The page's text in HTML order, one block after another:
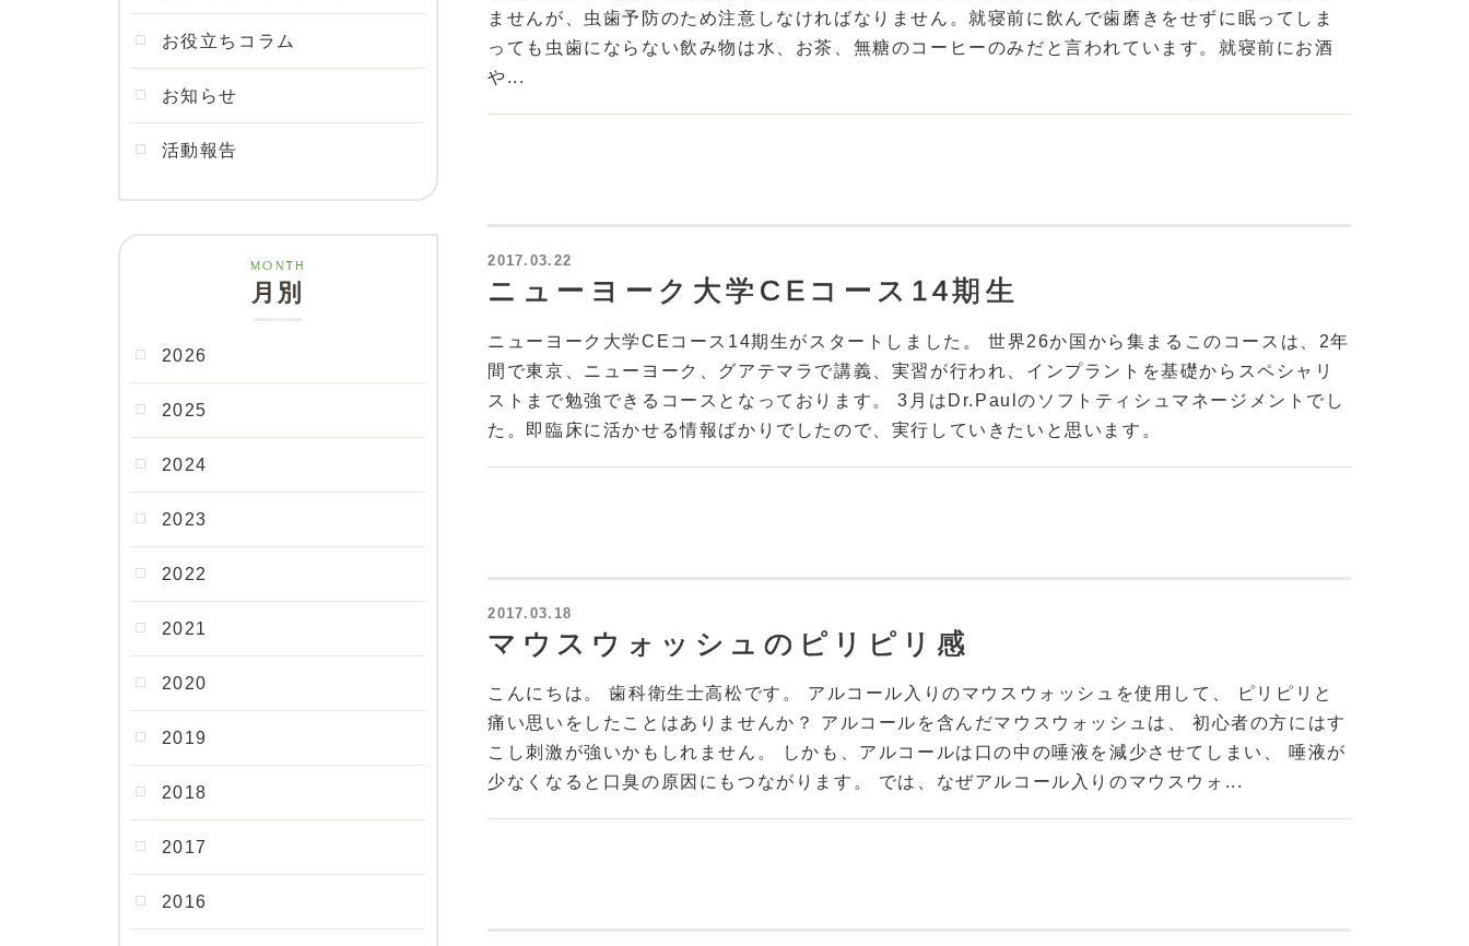
ませんが、虫歯予防のため注意しなければなりません。就寝前に飲んで歯磨きをせずに眠ってしま
っても虫歯にならない飲み物は水、お茶、無糖のコーヒーのみだと言われています。就寝前にお酒
や...
2017.03.22
ニューヨーク大学CEコース14期生
ニューヨーク大学CEコース14期生がスタートしました。 世界26か国から集まるこのコースは、2年
間で東京、ニューヨーク、グアテマラで講義、実習が行われ、インプラントを基礎からスペシャリ
ストまで勉強できるコースとなっております。 3月はDr.Paulのソフトティシュマネージメントでし
た。即臨床に活かせる情報ばかりでしたので、実行していきたいと思います。
2017.03.18
マウスウォッシュのピリピリ感
こんにちは。 歯科衛生士高松です。 アルコール入りのマウスウォッシュを使用して、 ピリピリと
痛い思いをしたことはありませんか？ アルコールを含んだマウスウォッシュは、 初心者の方にはす
こし刺激が強いかもしれません。 しかも、アルコールは口の中の唾液を減少させてしまい、 唾液が
少なくなると口臭の原因にもつながります。 では、なぜアルコール入りのマウスウォ...
お役立ちコラム
お知らせ
活動報告
月別
2026
2025
2024
2023
2022
2021
2020
2019
2018
2017
2016